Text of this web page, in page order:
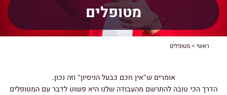
מטופלים
ראשי > מטופלים
אומרים ש"אין חכם כבעל הניסיון" וזה נכון.
הדרך הכי טובה להתרשם מהעבודה שלנו היא פשוט לדבר עם המטופלים